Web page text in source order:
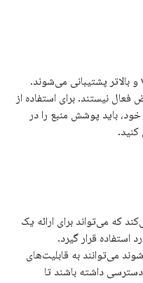
آیکون‌های لانچر دایره‌ای در اندروید ۷.۱.۱ و بالاتر پشتیبانی می‌شوند.
نیستند. برای استفاده از
باید پوشش منبع را در
کنید.
می‌کند که می‌تواند برای ارائه یک
استفاده قرار گیرد.
اندروید ۸.۱ اجرا می‌شوند می‌توانند به قابلیت‌های
داشته باشند تا